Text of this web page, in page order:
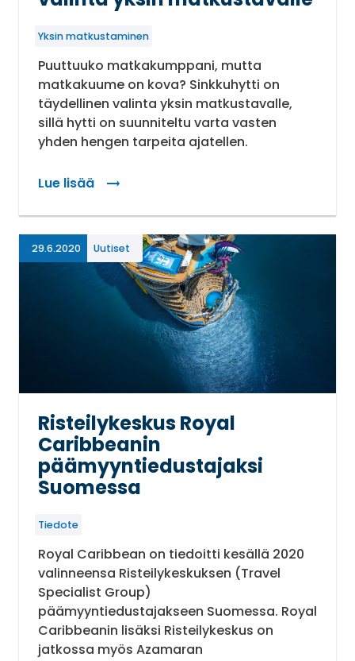
Yksin matkustaminen
Puuttuuko matkakumppani, mutta
matkakuume on kova? Sinkkuhytti on
täydellinen valinta yksin matkustavalle,
sillä hytti on suunniteltu varta vasten
yhden hengen tarpeita ajatellen.
Lue lisää
: Sinkkuhytti – täydellinen valinta yksin
29.6.2020 Uutiset
Risteilykeskus Royal
Caribbeanin
päämyyntiedustajaksi
Suomessa
Tiedote
Royal Caribbean on tiedoitti kesällä 2020
valinneensa Risteilykeskuksen (Travel
Specialist Group)
päämyyntiedustajakseen Suomessa. Royal
Caribbeanin lisäksi Risteilykeskus on
jatkossa myös Azamaran